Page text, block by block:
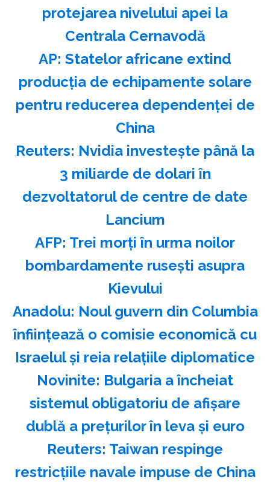
protejarea nivelului apei la
Centrala Cernavodă
AP: Statelor africane extind
producţia de echipamente solare
pentru reducerea dependenţei de
China
Reuters: Nvidia investeşte până la
3 miliarde de dolari în
dezvoltatorul de centre de date
Lancium
AFP: Trei morţi în urma noilor
bombardamente ruseşti asupra
Kievului
Anadolu: Noul guvern din Columbia
înfiinţează o comisie economică cu
Israelul şi reia relaţiile diplomatice
Novinite: Bulgaria a încheiat
sistemul obligatoriu de afişare
dublă a preţurilor în leva şi euro
Reuters: Taiwan respinge
restricţiile navale impuse de China